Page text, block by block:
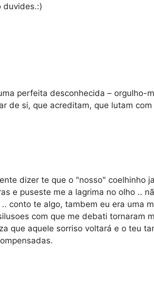
duvides.:)
perfeita desconhecida – orgulho-
de si, que acreditam, que lutam
dizer te que o "nosso" coelhinho
e puseste me a lagrima no olho ..
conto te algo, tambem eu era uma
com que me debati tornaram
que aquele sorriso voltará e o teu